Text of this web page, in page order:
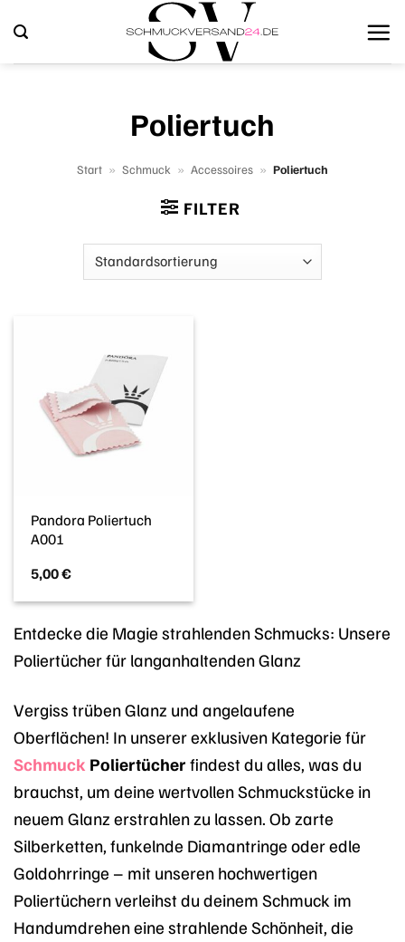
Inhalt
springen
Poliertuch
Start » Schmuck » Accessoires » Poliertuch
FILTER
Pandora Poliertuch
A001
5,00€
Entdecke die Magie strahlenden Schmucks: Unsere
Poliertücher für langanhaltenden Glanz
Vergiss trüben Glanz und angelaufene
Oberflächen! In unserer exklusiven Kategorie für
Schmuck Poliertücher findest du alles, was du
brauchst, um deine wertvollen Schmuckstücke in
neuem Glanz erstrahlen zu lassen. Ob zarte
Silberketten, funkelnde Diamantringe oder edle
Goldohrringe – mit unseren hochwertigen
Poliertüchern verleihst du deinem Schmuck im
Handumdrehen eine strahlende Schönheit, die